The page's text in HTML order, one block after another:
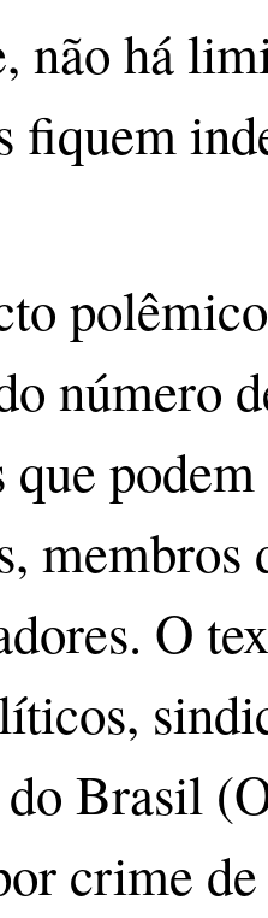
não há
fiquem
número
O
Brasil
crime